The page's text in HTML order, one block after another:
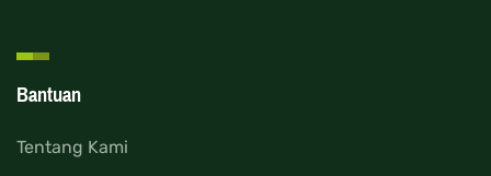
Bantuan
Tentang Kami